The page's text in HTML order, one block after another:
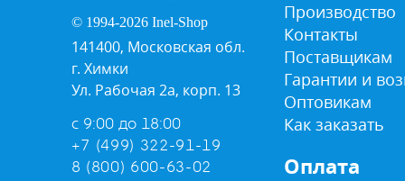
© 1994-2026 Inel-Shop
141400, Московская обл.
г. Химки
Ул. Рабочая 2а, корп. 13
с 9:00 до 18:00
+7 (499) 322-91-19
8 (800) 600-63-02
Производство
Контакты
Поставщикам
Гарантии и
Оптовикам
Как заказать
Оплата